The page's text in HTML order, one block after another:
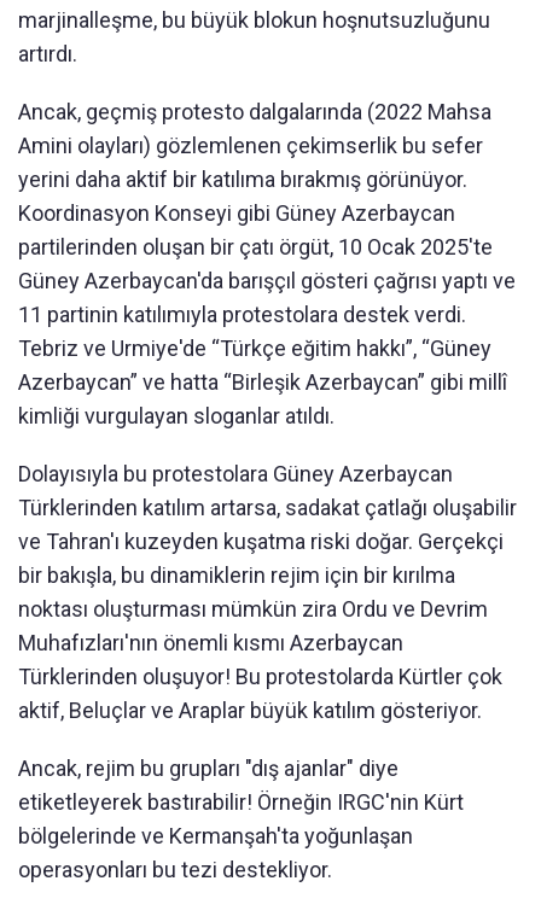
marjinalleşme, bu büyük blokun hoşnutsuzluğunu
artırdı.
Ancak, geçmiş protesto dalgalarında (2022 Mahsa
Amini olayları) gözlemlenen çekimserlik bu sefer
yerini daha aktif bir katılıma bırakmış görünüyor.
Koordinasyon Konseyi gibi Güney Azerbaycan
partilerinden oluşan bir çatı örgüt, 10 Ocak 2025'te
Güney Azerbaycan'da barışçıl gösteri çağrısı yaptı ve
11 partinin katılımıyla protestolara destek verdi.
Tebriz ve Urmiye'de “Türkçe eğitim hakkı”, “Güney
Azerbaycan” ve hatta “Birleşik Azerbaycan” gibi millî
kimliği vurgulayan sloganlar atıldı.
Dolayısıyla bu protestolara Güney Azerbaycan
Türklerinden katılım artarsa, sadakat çatlağı oluşabilir
ve Tahran'ı kuzeyden kuşatma riski doğar. Gerçekçi
bir bakışla, bu dinamiklerin rejim için bir kırılma
noktası oluşturması mümkün zira Ordu ve Devrim
Muhafızları'nın önemli kısmı Azerbaycan
Türklerinden oluşuyor! Bu protestolarda Kürtler çok
aktif, Beluçlar ve Araplar büyük katılım gösteriyor.
Ancak, rejim bu grupları "dış ajanlar" diye
etiketleyerek bastırabilir! Örneğin IRGC'nin Kürt
bölgelerinde ve Kermanşah'ta yoğunlaşan
operasyonları bu tezi destekliyor.